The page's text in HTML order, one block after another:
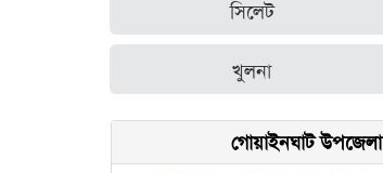
সিলেট
খুলনা
গোয়াইনঘাট উপজেলা